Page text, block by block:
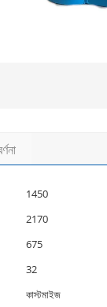
1450
2170
675
32
কাস্টমাইজ